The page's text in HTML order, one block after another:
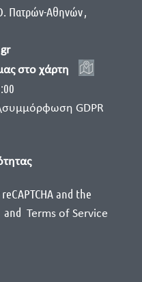
Πατρών-Αθηνών,
στο χάρτη
GDPR
and the
and Terms of Service